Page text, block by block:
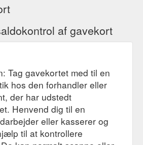
af gavekort
Tag gavekortet med til en
hos den forhandler eller
der har udstedt
Henvend dig til en
eller kasserer og
til at kontrollere